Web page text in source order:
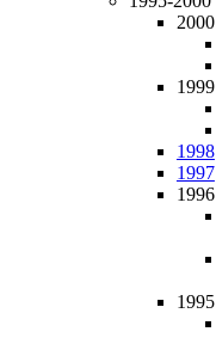
2000
1999
1998
1997
1996
1995